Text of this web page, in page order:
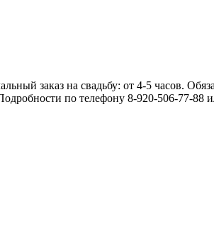
заказ на свадьбу: от 4-5 часов.
по телефону 8-920-506-77-88